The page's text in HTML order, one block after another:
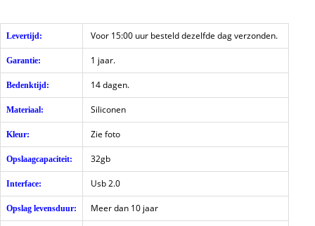
Levertijd: Voor 15:00 uur besteld dezelfde dag verzonden.
Garantie: 1 jaar.
Bedenktijd: 14 dagen.
Materiaal: Siliconen
Kleur: Zie foto
Opslaagcapaciteit: 32gb
Interface: Usb 2.0
Opslag levensduur: Meer dan 10 jaar